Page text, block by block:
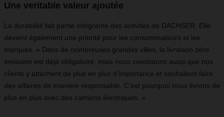
Une veritable valeur ajoutée
La durabilité fait partie intégrante des activités de DACHSER. Elle
devient également une priorité pour les consommateurs et les
marques. « Dans de nombreuses grandes villes, la livraison zéro
émission est déjà obligatoire, mais nous constatons aussi que nos
clients y attachent de plus en plus d’importance et souhaitent faire
des affaires de manière responsable. C’est pourquoi nous livrons de
plus en plus avec des camions électriques. »